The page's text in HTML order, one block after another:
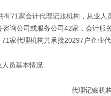
有71家会计代理记账机构，从业
咨询公司或服务公司42家，会计
家代理机构共承接20297户企业
人员基本情况
代理记账机